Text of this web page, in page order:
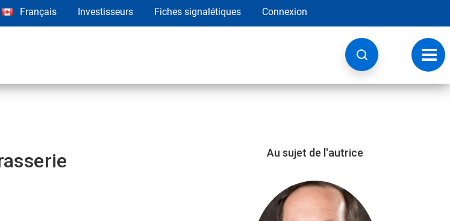
Français Investisseurs Fiches signalétiques Connexion
à
Au sujet de l'autrice